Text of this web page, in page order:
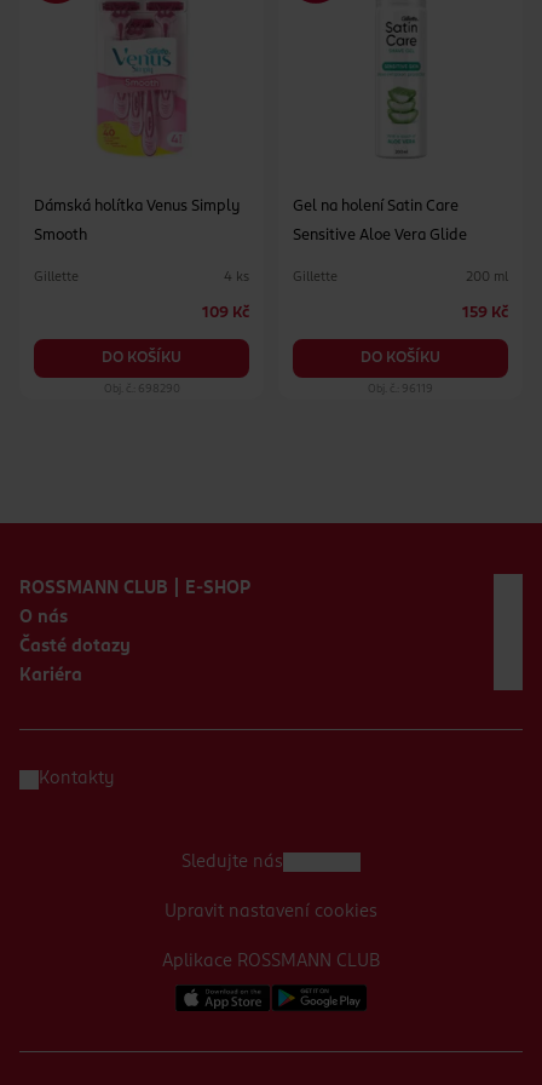
značkami dámských holicích strojků
Dámská holítka Venus Simply
Smooth
Gillette 4 ks
109 Kč
DO KOŠÍKU
Obj. č.: 698290
Gel na holení Satin Care
Sensitive Aloe Vera Glide
Gillette 200 ml
159 Kč
DO KOŠÍKU
Obj. č.: 96119
ROSSMANN CLUB | E-SHOP
O nás
Časté dotazy
Kariéra
Kontakty
Aplikace ROSSMANN CLUB
Sledujte nás
Upravit nastavení cookies